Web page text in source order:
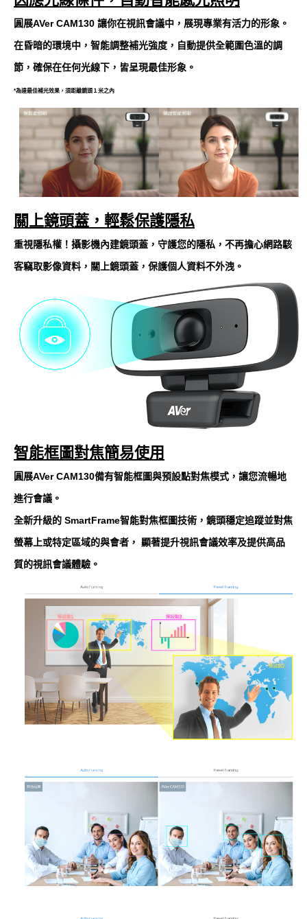
圓展AVer CAM130 讓你在視訊會議中，展現專業有活力的形象。
在昏暗的環境中，智能調整補光強度，自動提供全範圍色溫的調
節，確保在任何光線下，皆呈現最佳形象。
*為達最佳補光效果，須距離鏡頭１米之內
關上鏡頭蓋，輕鬆保護隱私
重視隱私權！攝影機內建鏡頭蓋，守護您的隱私，不再擔心網路駭
客竊取影像資料，關上鏡頭蓋，保護個人資料不外洩。​
智能框圖對焦簡易使用
圓展AVer CAM130備有智能框圖與預設點對焦模式，讓您流暢地
進行會議。
全新升級的 SmartFrame智能對焦框圖技術，鏡頭穩定追蹤並對焦
螢幕上或特定區域的與會者， 顯著提升視訊會議效率及提供高品
質的視訊會議體驗。